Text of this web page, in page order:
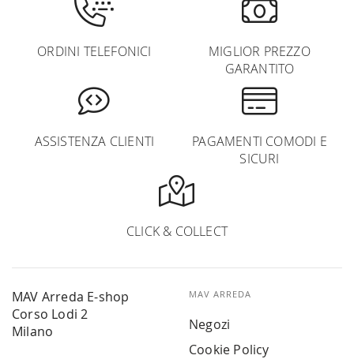
ORDINI TELEFONICI
MIGLIOR PREZZO
GARANTITO
ASSISTENZA CLIENTI
PAGAMENTI COMODI E
SICURI
CLICK & COLLECT
MAV Arreda E-shop
Corso Lodi 2
Milano
MAV ARREDA
Negozi
Cookie Policy